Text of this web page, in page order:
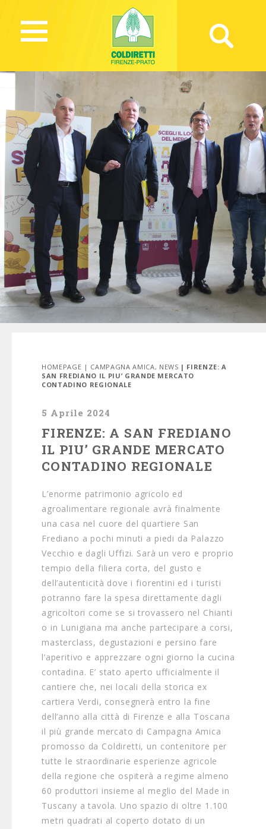
10466 Views
HOMEPAGE | CAMPAGNA AMICA, NEWS | FIRENZE: A
SAN FREDIANO IL PIU’ GRANDE MERCATO
CONTADINO REGIONALE
5 Aprile 2024
FIRENZE: A SAN FREDIANO
IL PIU’ GRANDE MERCATO
CONTADINO REGIONALE
L’enorme patrimonio agricolo ed
agroalimentare regionale avrà finalmente
una casa nel cuore del quartiere San
Frediano a pochi minuti a piedi da Palazzo
Vecchio e dagli Uffizi. Sarà un vero e proprio
tempio della filiera corta, del gusto e
dell’autenticità dove i fiorentini ed i turisti
potranno fare la spesa direttamente dagli
agricoltori come se si trovassero nel Chianti
o in Lunigiana ma anche partecipare a corsi,
masterclass, degustazioni e persino fare
l’aperitivo e apprezzare ogni giorno la cucina
contadina. E’ stato aperto ufficialmente il
cantiere che, nei locali della storica ex
cartiera Verdi, consegnerà entro la fine
dell’anno alla città di Firenze e alla Toscana
il più grande mercato di Campagna Amica
promosso da Coldiretti, un contenitore per
tutte le straordinarie esperienze agricole
della regione che ospiterà a regime almeno
60 produttori insieme al meglio del Made in
Tuscany a tavola. Uno spazio di oltre 1.100
metri quadrati al coperto dotato di un